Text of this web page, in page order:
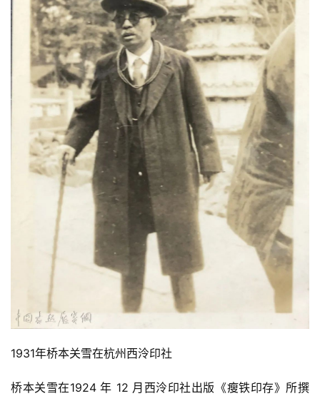
1931年桥本关雪在杭州西泠印社
桥本关雪在1924 年 12 月西泠印社出版《瘦铁印存》所撰